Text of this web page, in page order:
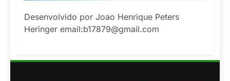
Desenvolvido por Joao Henrique Peters
Heringer email:b17879@gmail.com